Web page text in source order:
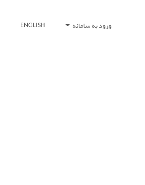
ورود به سامانه ENGLISH